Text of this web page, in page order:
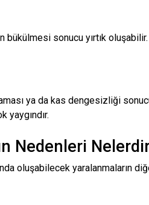
sonucu yırtık oluşabilir.
ya da kas dengesizliği
yaygındır.
Nedenleri
oluşabilecek yaralanmaların